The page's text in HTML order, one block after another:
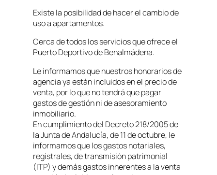
Existe la posibilidad de hacer el cambio de
uso a apartamentos.
Cerca de todos los servicios que ofrece el
Puerto Deportivo de Benalmádena.
Le informamos que nuestros honorarios de
agencia ya están incluidos en el precio de
venta, por lo que no tendrá que pagar
gastos de gestión ni de asesoramiento
inmobiliario.
En cumplimiento del Decreto 218/2005 de
la Junta de Andalucía, de 11 de octubre, le
informamos que los gastos notariales,
registrales, de transmisión patrimonial
(ITP) y demás gastos inherentes a la venta